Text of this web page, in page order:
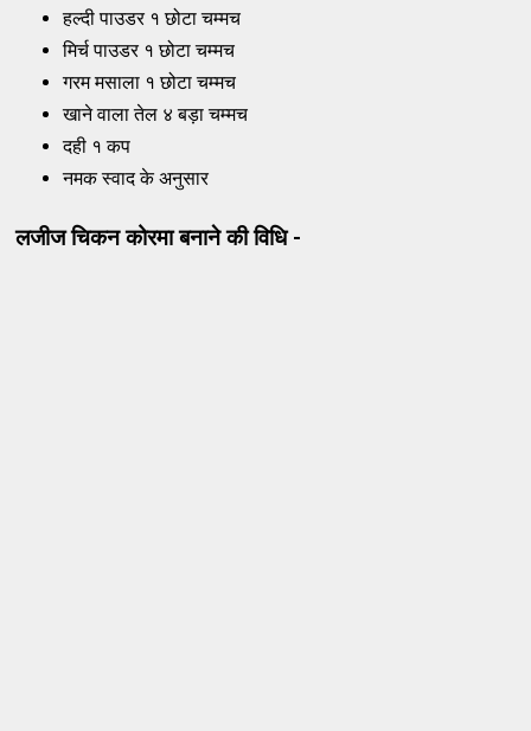
हल्दी पाउडर १ छोटा चम्मच
मिर्च पाउडर १ छोटा चम्मच
गरम मसाला १ छोटा चम्मच
खाने वाला तेल ४ बड़ा चम्मच
दही १ कप
नमक स्वाद के अनुसार
लजीज चिकन कोरमा बनाने की विधि -